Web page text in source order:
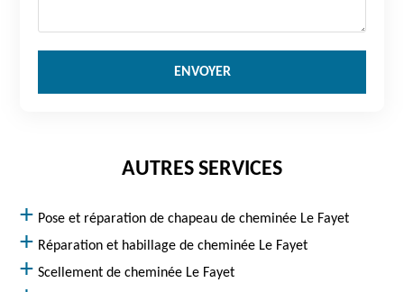
AUTRES SERVICES
Pose et réparation de chapeau de cheminée Le Fayet
Réparation et habillage de cheminée Le Fayet
Scellement de cheminée Le Fayet